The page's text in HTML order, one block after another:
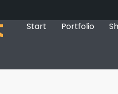
Start Portfolio